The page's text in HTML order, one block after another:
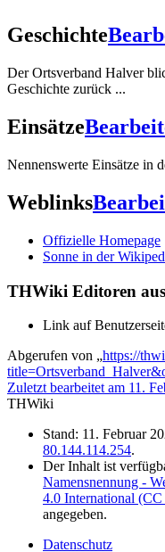
Geschichte
Der Ortsverband Halver
Geschichte zurück ...
Einsätze
Nennenswerte Einsätze in
Weblinks
Offizielle Homepage
Sonne in der
THWiki Editoren
Link auf
Abgerufen von „https://
Zuletzt bearbeitet am 11.
THWiki
Stand: 11. Februar
80.144.114.254.
Der Inhalt ist
Namensnennung -
4.0 International
angegeben.
Datenschutz